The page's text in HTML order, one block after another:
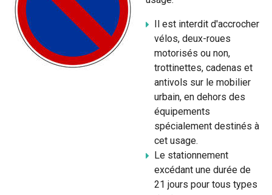
Il est interdit d'accrocher
vélos, deux-roues
motorisés ou non,
trottinettes, cadenas et
antivols sur le mobilier
urbain, en dehors des
équipements
spécialement destinés à
cet usage.
Le stationnement
excédant une durée de
21 jours pour tous types